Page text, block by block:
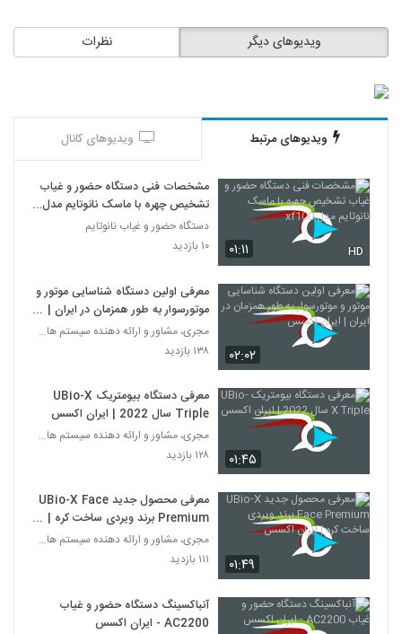
نظرات ویدیوهای دیگر
ویدیوهای مرتبط ویدیوهای کانال
۰۱:۱۱ HD
مشخصات فنی دستگاه حضور و غیاب
تشخیص چهره با ماسک نانوتایم مدل
xf100
دستگاه حضور و غیاب نانوتایم
۱۰ بازدید
۰۲:۰۲
معرفی اولین دستگاه شناسایی موتور و
موتورسوار به طور همزمان در ایران |
ایران اکسس
مجری، مشاور و ارائه دهنده سیستم های امنیتی
۱۳۸ بازدید
۰۱:۴۵
معرفی دستگاه بیومتریک UBio-X
Triple سال 2022 | ایران اکسس
مجری، مشاور و ارائه دهنده سیستم های امنیتی
۱۲۸ بازدید
۰۱:۴۹
معرفی محصول جدید UBio-X Face
Premium برند ویردی ساخت کره |
ایران اکسس
مجری، مشاور و ارائه دهنده سیستم های امنیتی
۱۱۱ بازدید
آنباکسینگ دستگاه حضور و غیاب
AC2200 - ایران اکسس